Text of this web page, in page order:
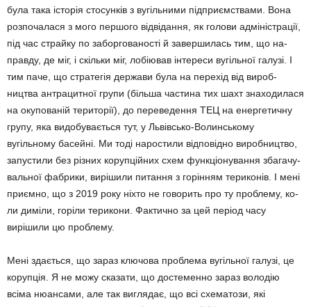
була така істо­рія сто­сун­ків з вугільними підприємствами. Вона
роз­почалася з мого першого відвідання, як голови адміністрації,
під час страйку по заборгованості й завершилась тим, що на­
прав­ду, де міг, і скільки міг, лобіював інте­реси вугільної галузі. І
тим паче, що стратегія держави була на перехід від вироб­
ництва антрацитної групи (більша частина тих шахт знаходилася
на окупованій терито­рії), до переведення ТЕЦ на енергетичну
групу, яка видобувається тут, у Львівсько-Волинському
вугільному басейні. Ми тоді наростили від­повідно виробництво,
запустили без різних корупційних схем фун­кціонування збагачу­
вальної фабрики, вирі­шили питання з го­рінням териконів. І мені
приємно, що з 2019 року ніхто не говорить про ту проблему, ко­
ли диміли, горіли терико­ни. Фактично за цей період часу
вирішили цю проблему.
Мені здається, що зараз ключова пробле­ма вугільної галузі, це
корупція. Я не можу сказати, що достеменно зараз володію
всіма нюансами, але так виглядає, що всі схематози, які